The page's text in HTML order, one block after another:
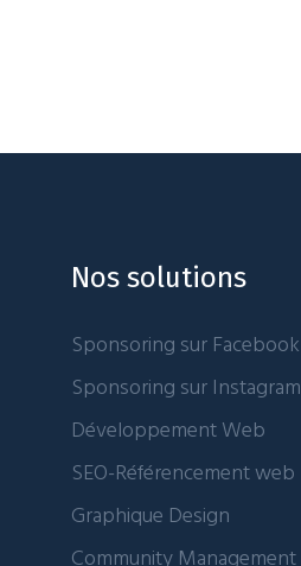
Nos solutions
Sponsoring sur Facebook
Sponsoring sur Instagram
Développement Web
SEO-Référencement web
Graphique Design
Community Management